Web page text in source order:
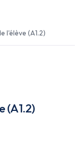
l'élève (A1.2)
(A1.2)